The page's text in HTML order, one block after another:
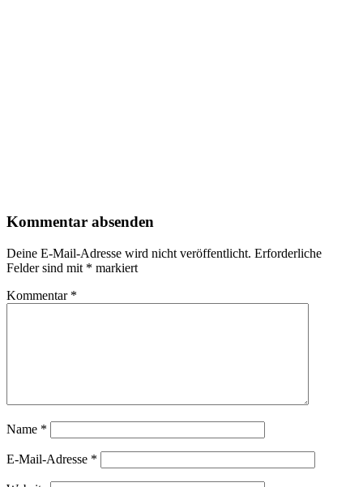
Kommentar absenden
Deine E-Mail-Adresse wird nicht veröffentlicht. Erforderliche
Felder sind mit * markiert
Kommentar *
Name *
E-Mail-Adresse *